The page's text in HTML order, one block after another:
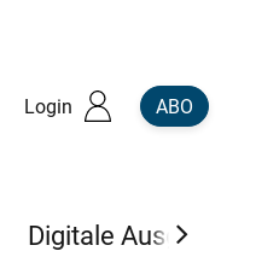
Login ABO
Digitale Ausgaben